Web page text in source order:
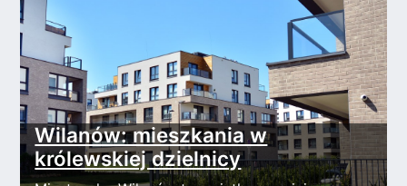
Wilanów: mieszkania w
królewskiej dzielnicy